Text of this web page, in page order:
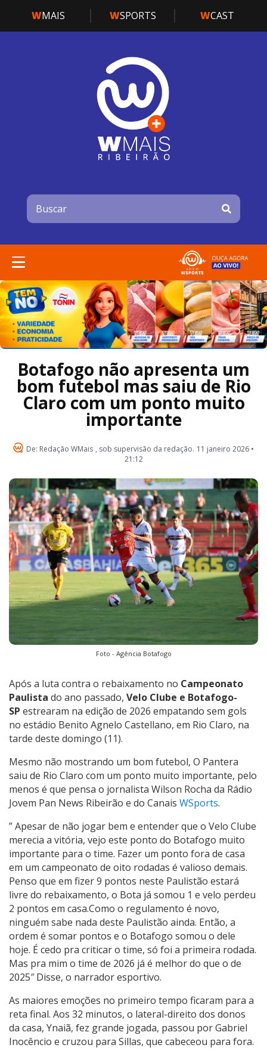
WMAIS WSPORTS WCAST
Botafogo não apresenta um
bom futebol mas saiu de Rio
Claro com um ponto muito
importante
De: Redação WMais , sob supervisão da redação. 11 janeiro 2026 •
21:12
Foto - Agência Botafogo
Após a luta contra o rebaixamento no Campeonato
Paulista do ano passado, Velo Clube e Botafogo-
SP estrearam na edição de 2026 empatando sem gols
no estádio Benito Agnelo Castellano, em Rio Claro, na
tarde deste domingo (11).
Mesmo não mostrando um bom futebol, O Pantera
saiu de Rio Claro com um ponto muito importante, pelo
menos é que pensa o jornalista Wilson Rocha da Rádio
Jovem Pan News Ribeirão e do Canais WSports.
” Apesar de não jogar bem e entender que o Velo Clube
merecia a vitória, vejo este ponto do Botafogo muito
importante para o time. Fazer um ponto fora de casa
em um campeonato de oito rodadas é valioso demais.
Penso que em fizer 9 pontos neste Paulistão estará
livre do rebaixamento, o Bota já somou 1 e velo perdeu
2 pontos em casa.Como o regulamento é novo,
ninguém sabe nada deste Paulistão ainda. Então, a
ordem é somar pontos e o Botafogo somou o dele
hoje. É cedo pra criticar o time, só foi a primeira rodada.
Mas pra mim o time de 2026 já é melhor do que o de
2025″ Disse, o narrador esportivo.
As maiores emoções no primeiro tempo ficaram para a
reta final. Aos 32 minutos, o lateral-direito dos donos
da casa, Ynaiã, fez grande jogada, passou por Gabriel
Inocêncio e cruzou para Sillas, que cabeceou para fora.